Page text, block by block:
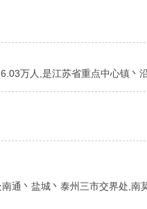
万人,是江苏省重点中心镇丶
通丶盐城丶泰州三市交界处,